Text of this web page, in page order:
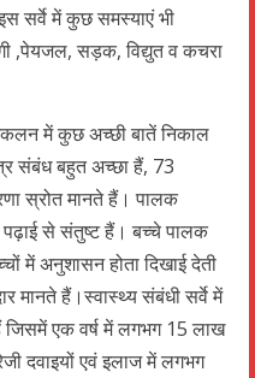
सर्वे में कुछ समस्याएं भी
,पेयजल, सड़क, विद्युत व कचरा
में कुछ अच्छी बातें निकाल
संबंध बहुत अच्छा हैं, 73
स्रोत मानते हैं। पालक
से संतुष्ट हैं। बच्चे पालक
में अनुशासन होता दिखाई देती
मानते हैं।स्वास्थ्य संबंधी सर्वे में
एक वर्ष में लगभग 15 लाख
दवाइयों एवं इलाज में लगभग